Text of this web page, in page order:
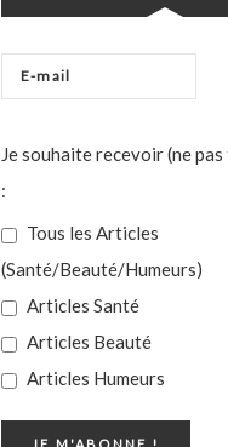
Je souhaite recevoir (ne
:
Tous les Articles
(Santé/Beauté/Humeurs)
Articles Santé
Articles Beauté
Articles Humeurs